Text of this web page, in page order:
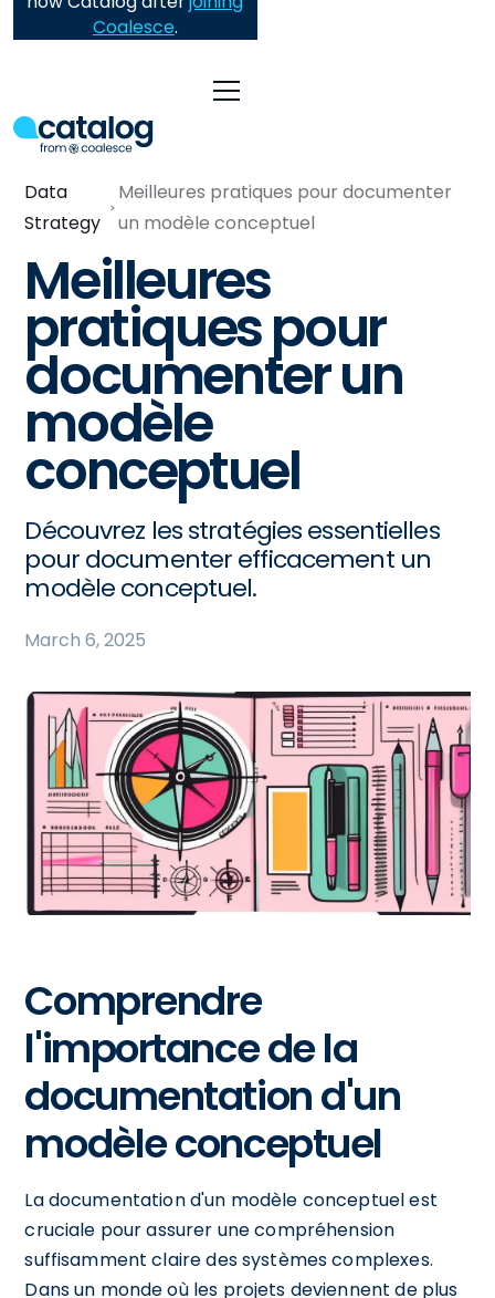
Coalesce.
Data
Strategy
Meilleures pratiques pour documenter
un modèle conceptuel
Meilleures
pratiques pour
documenter un
modèle
conceptuel
Découvrez les stratégies essentielles
pour documenter efficacement un
modèle conceptuel.
March 6, 2025
Comprendre
l'importance de la
documentation d'un
modèle conceptuel
La documentation d'un modèle conceptuel est
cruciale pour assurer une compréhension
suffisamment claire des systèmes complexes.
Dans un monde où les projets deviennent de plus